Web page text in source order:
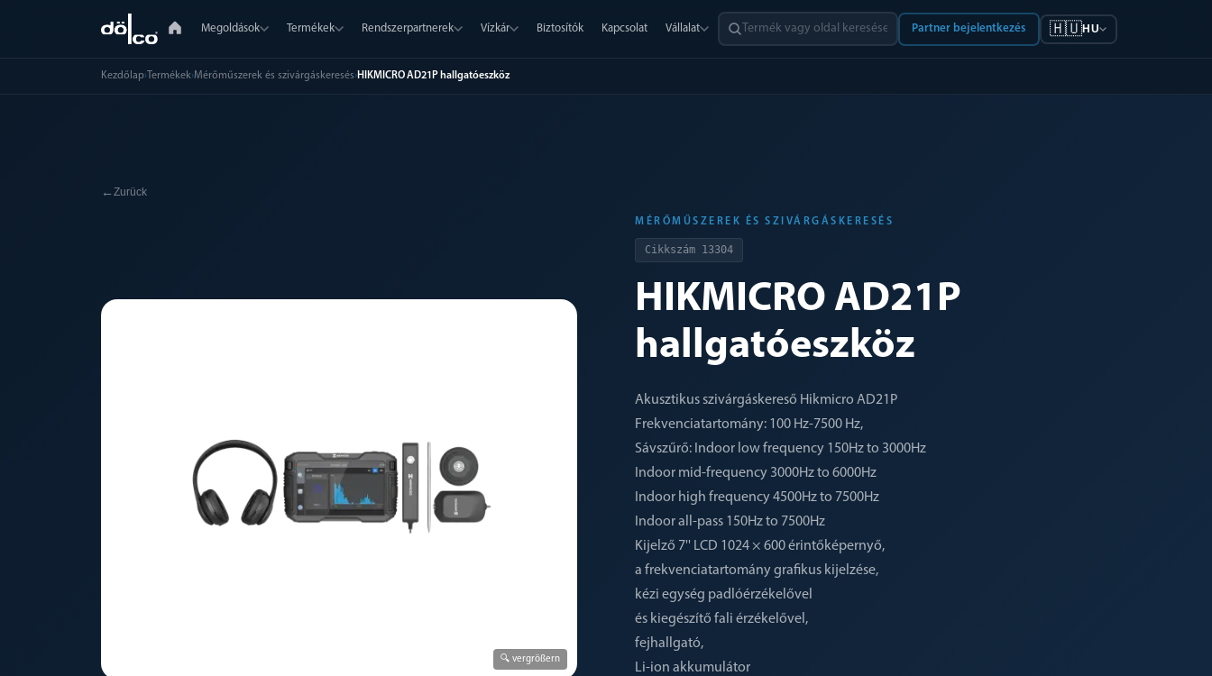
Megoldások Termékek Rendszerpartnerek Vízkár Biztosítók Kapcsolat Vállalat Partner bejelentkezés 🇭🇺HU
Kezdőlap› Termékek›Mérőműszerek és szivárgáskeresés›HIKMICRO AD21P hallgatóeszköz
← Zurück
🔍 vergrößern
MÉRŐMŰSZEREK ÉS SZIVÁRGÁSKERESÉS
Cikkszám 13304
HIKMICRO AD21P
hallgatóeszköz
Akusztikus szivárgáskereső Hikmicro AD21P
Frekvenciatartomány: 100 Hz-7500 Hz,
Sávszűrő: Indoor low frequency 150Hz to 3000Hz
Indoor mid-frequency 3000Hz to 6000Hz
Indoor high frequency 4500Hz to 7500Hz
Indoor all-pass 150Hz to 7500Hz
Kijelző 7'' LCD 1024 × 600 érintőképernyő,
a frekvenciatartomány grafikus kijelzése,
kézi egység padlóérzékelővel
és kiegészítő fali érzékelővel,
fejhallgató,
Li-ion akkumulátor